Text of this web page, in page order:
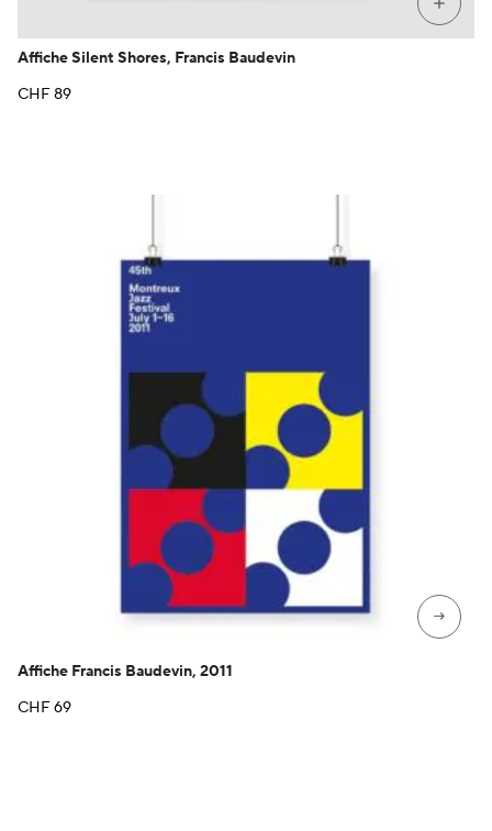
+
Affiche Silent Shores, Francis Baudevin
CHF89
→
Affiche Francis Baudevin, 2011
CHF69